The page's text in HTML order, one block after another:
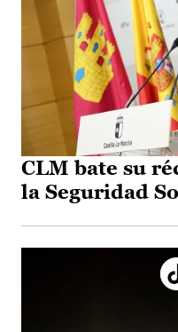
CLM bate su
la Seguridad